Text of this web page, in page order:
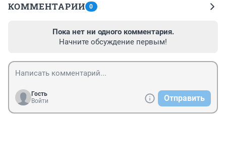
КОММЕНТАРИИ 0
Пока нет ни одного комментария.
Начните обсуждение первым!
Гость
Войти
Отправить